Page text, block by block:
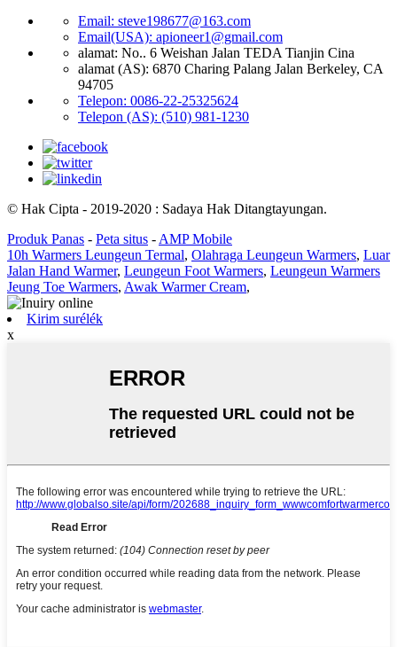
Email: steve198677@163.com
Email(USA): apioneer1@gmail.com
alamat: No.. 6 Weishan Jalan TEDA Tianjin Cina
alamat (AS): 6870 Charing Palang Jalan Berkeley, CA
94705
Telepon: 0086-22-25325624
Telepon (AS): (510) 981-1230
© Hak Cipta - 2019-2020 : Sadaya Hak Ditangtayungan.
Produk Panas - Peta situs - AMP Mobile
10h Warmers Leungeun Termal, Olahraga Leungeun Warmers, Luar
Jalan Hand Warmer, Leungeun Foot Warmers, Leungeun Warmers
Jeung Toe Warmers, Awak Warmer Cream,
Kirim surélék
x